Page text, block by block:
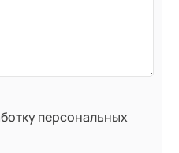
персональных